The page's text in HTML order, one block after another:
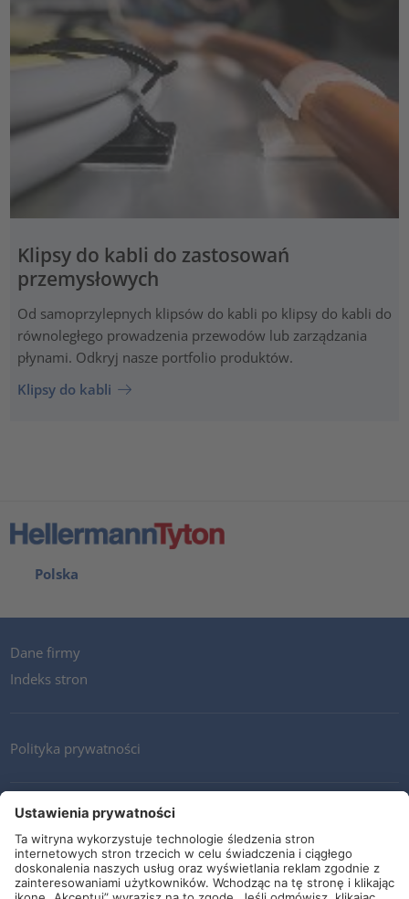
Klipsy do kabli do zastosowań
przemysłowych
Od samoprzylepnych klipsów do kabli po klipsy do kabli do
równoległego prowadzenia przewodów lub zarządzania
płynami. Odkryj nasze portfolio produktów.
Klipsy do kabli
Polska
Dane firmy
Indeks stron
Polityka prywatności
Kontakt
Newsletter